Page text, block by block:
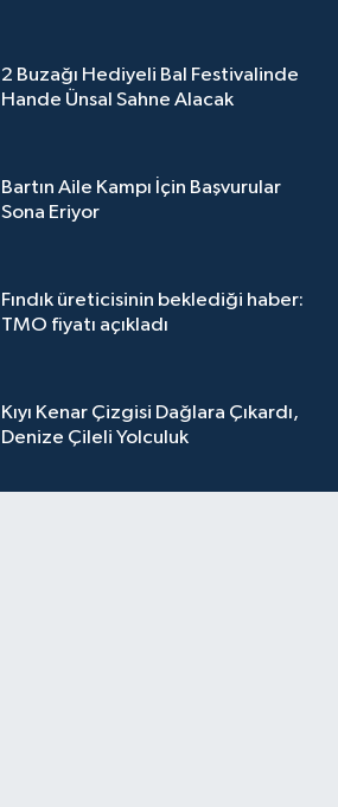
2 Buzağı Hediyeli Bal Festivalinde
Hande Ünsal Sahne Alacak
Bartın Aile Kampı İçin Başvurular
Sona Eriyor
Fındık üreticisinin beklediği haber:
TMO fiyatı açıkladı
Kıyı Kenar Çizgisi Dağlara Çıkardı,
Denize Çileli Yolculuk